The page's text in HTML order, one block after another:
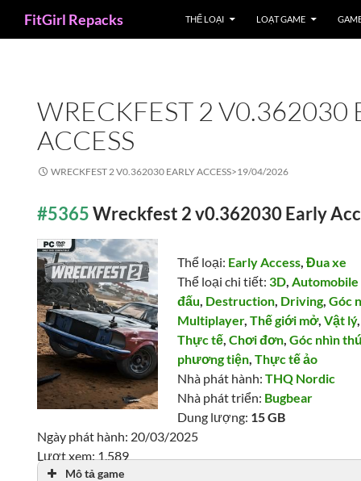
FitGirl Repacks THỂ LOẠI LOẠT GAME
WRECKFEST 2 V0.362030
ACCESS
WRECKFEST 2 V0.362030 EARLY ACCESS>19/04/2026
#5365Wreckfest 2 v0.362030 Early
Thể loại: Early Access,Đua xe
Thể loại chi tiết: 3D,Automobile
đấu, Destruction, Driving,Góc
Multiplayer,Thế giới mở,Vật lý
Thực tế,Chơi đơn,Góc nhìn
phương tiện,Thực tế ảo
Nhà phát hành:THQ Nordic
Nhà phát triển: Bugbear
Dung lượng: 15 GB
Ngày phát hành: 20/03/2025
Lượt xem: 1,589
Mô tả game